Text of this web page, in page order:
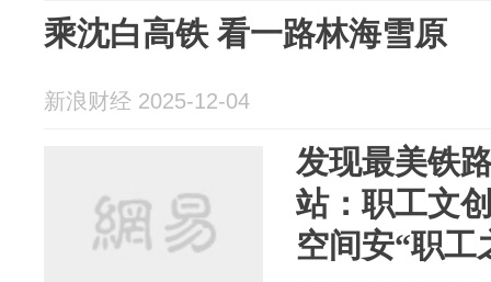
乘沈白高铁 看一路林海雪原
新浪财经 2025-12-04
发现最美铁
站：职工文
空间安“职工